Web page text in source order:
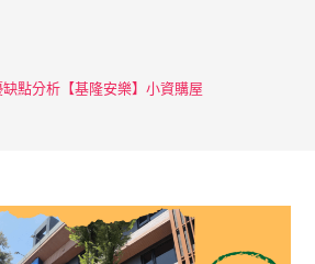
點分析【基隆安樂】小資購屋